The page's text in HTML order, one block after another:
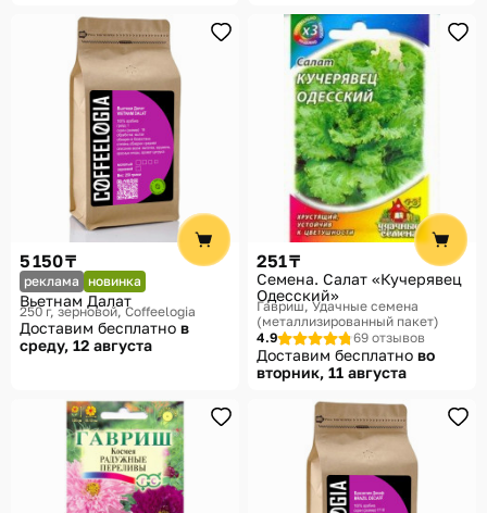
5 150 ₸
реклама новинка
Вьетнам Далат
250 г, зерновой Coffeelogia
Доставим бесплатно в
среду, 12 августа
251 ₸
Семена. Салат «Кучерявец
Одесский»
Гавриш, Удачные семена
(металлизированный пакет)
4.9
69 отзывов
Доставим бесплатно во
вторник, 11 августа